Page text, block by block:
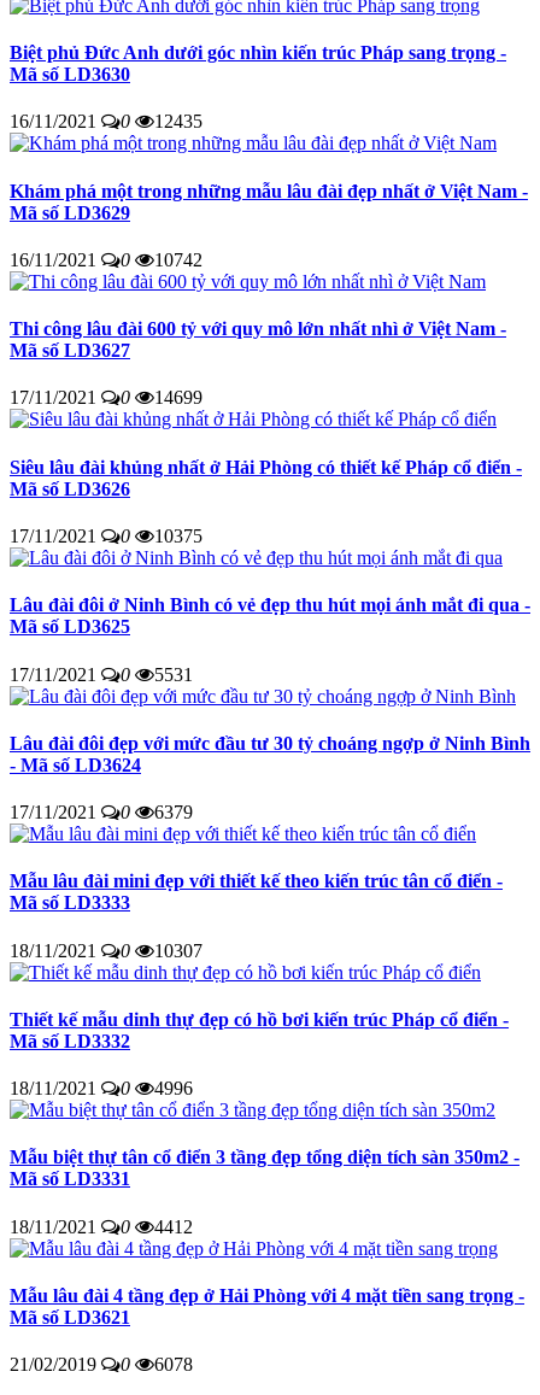
Biệt phủ Đức Anh dưới góc nhìn kiến trúc Pháp sang trọng -
Mã số LD3630
16/11/2021 0 12435
Khám phá một trong những mẫu lâu đài đẹp nhất ở Việt Nam -
Mã số LD3629
16/11/2021 0 10742
Thi công lâu đài 600 tỷ với quy mô lớn nhất nhì ở Việt Nam -
Mã số LD3627
17/11/2021 0 14699
Siêu lâu đài khủng nhất ở Hải Phòng có thiết kế Pháp cổ điển -
Mã số LD3626
17/11/2021 0 10375
Lâu đài đôi ở Ninh Bình có vẻ đẹp thu hút mọi ánh mắt đi qua -
Mã số LD3625
17/11/2021 0 5531
Lâu đài đôi đẹp với mức đầu tư 30 tỷ choáng ngợp ở Ninh Bình
- Mã số LD3624
17/11/2021 0 6379
Mẫu lâu đài mini đẹp với thiết kế theo kiến trúc tân cổ điển -
Mã số LD3333
18/11/2021 0 10307
Thiết kế mẫu dinh thự đẹp có hồ bơi kiến trúc Pháp cổ điển -
Mã số LD3332
18/11/2021 0 4996
Mẫu biệt thự tân cổ điển 3 tầng đẹp tổng diện tích sàn 350m2 -
Mã số LD3331
18/11/2021 0 4412
Mẫu lâu đài 4 tầng đẹp ở Hải Phòng với 4 mặt tiền sang trọng -
Mã số LD3621
21/02/2019 0 6078